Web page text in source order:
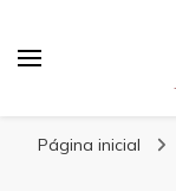
Página inicial